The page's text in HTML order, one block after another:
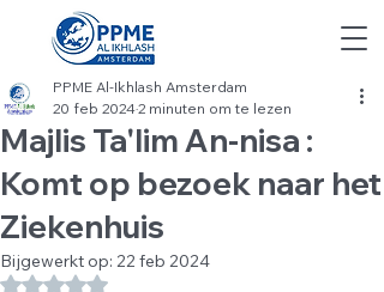
Majlis Ta'lim An-nisa :
Komt op bezoek naar het
Ziekenhuis
PPME Al-Ikhlash Amsterdam
20 feb 20242 minuten om te lezen
Bijgewerkt op: 22 feb 2024
Beoordeeld met NaN uit 5 sterren.